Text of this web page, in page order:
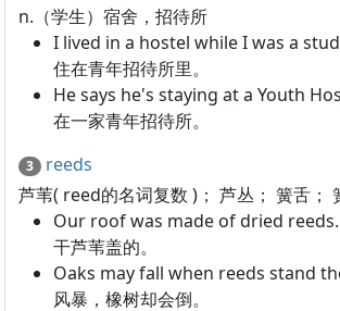
n.（学生）宿舍，招待所
I lived in a hostel while I was a
住在青年招待所里。
He says he's staying at a Youth
在一家青年招待所。
3
reeds
芦苇( reed的名词复数 )； 芦丛； 簧舌；
Our roof was made of dried reeds.
干芦苇盖的。
Oaks may fall when reeds stand
风暴，橡树却会倒。